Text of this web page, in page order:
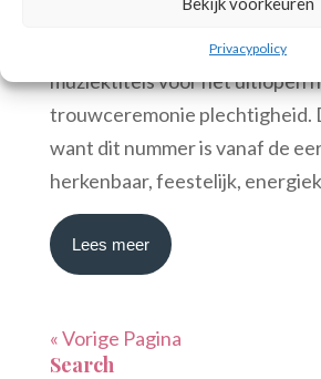
Privacypolicy
Viva la vida van Coldplay is één
gevraagde lichte muziek – lees
muziektitels voor het uitlopen
trouwceremonie plechtigheid.
want dit nummer is vanaf de
herkenbaar, feestelijk,
Lees meer
« Vorige Pagina
Search